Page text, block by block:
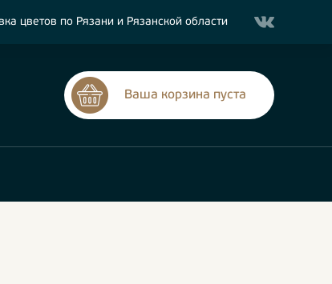
цветов по Рязани и Рязанской области
Ваша корзина пуста